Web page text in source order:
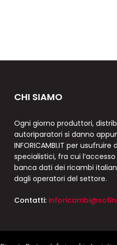
CHI SIAMO
Ogni giorno produttori,
autoriparatori si danno
INFORICAMBI.IT per usufruire
specialistici, fra cui
banca dati dei ricambi
dagli operatori del settore.
Contatti: